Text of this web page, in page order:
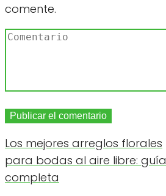
comente.
Los mejores arreglos florales
para bodas al aire libre: guía
completa